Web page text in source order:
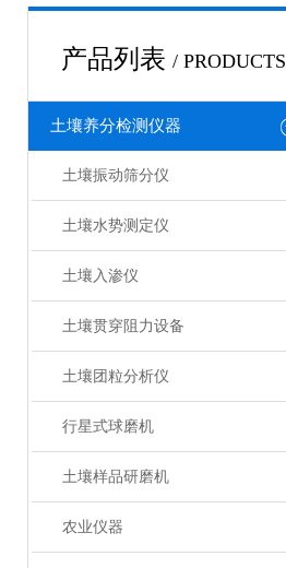
产品列表 / PRODUCTS
土壤养分检测仪器
土壤振动筛分仪
土壤水势测定仪
土壤入渗仪
土壤贯穿阻力设备
土壤团粒分析仪
行星式球磨机
土壤样品研磨机
农业仪器